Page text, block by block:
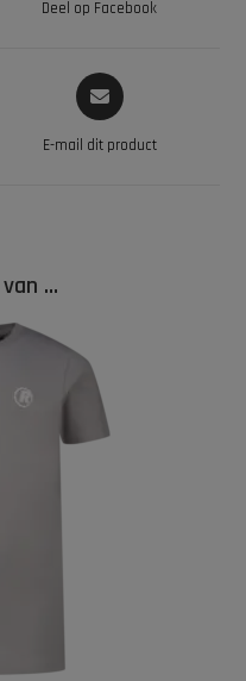
Deel op Facebook
E-mail dit product
…